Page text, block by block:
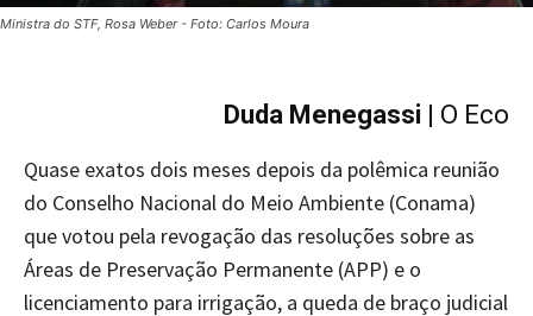
Ministra do STF, Rosa Weber - Foto: Carlos Moura
Duda Menegassi | O Eco
Quase exatos dois meses depois da polêmica reunião
do Conselho Nacional do Meio Ambiente (Conama)
que votou pela revogação das resoluções sobre as
Áreas de Preservação Permanente (APP) e o
licenciamento para irrigação, a queda de braço judicial